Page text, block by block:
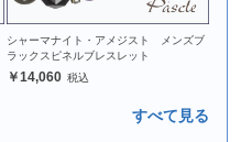
シャーマナイト・アメジスト メンズブ
ラックスピネルブレスレット
14,060
すべて見る